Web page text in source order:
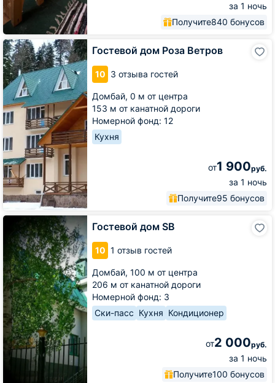
за 1 ночь
Получите840 бонусов
Гостевой дом Роза Ветров
10 3 отзыва гостей
Домбай, 0 м от центра
153 м от канатной дороги
Номерной фонд: 12
Кухня
от1 900руб.
за 1 ночь
Получите95 бонусов
Гостевой
дом
Роза
Ветров
Гостевой дом SB
10 1 отзыв гостей
Домбай, 100 м от центра
206 м от канатной дороги
Номерной фонд: 3
Ски-пасс Кухня Кондиционер
от2 000руб.
за 1 ночь
Получите100 бонусов
Гостевой
SB